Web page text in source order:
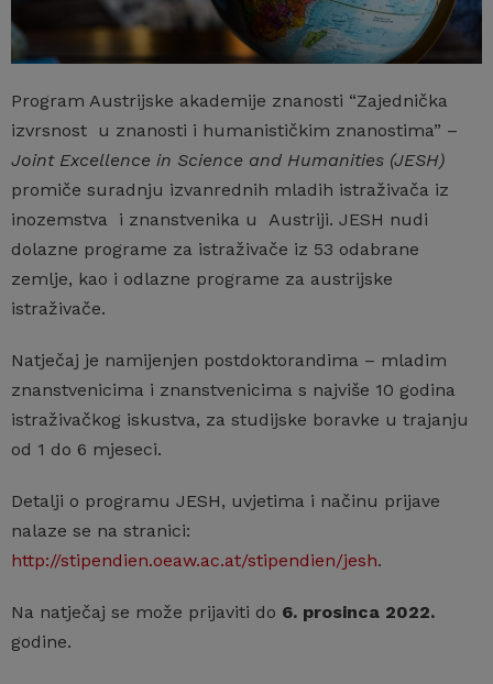
Program Austrijske akademije znanosti “Zajednička
izvrsnost u znanosti i humanističkim znanostima” –
Joint Excellence in Science and Humanities (JESH)
promiče suradnju izvanrednih mladih istraživača iz
inozemstva i znanstvenika u Austriji. JESH nudi
dolazne programe za istraživače iz 53 odabrane
zemlje, kao i odlazne programe za austrijske
istraživače.
Natječaj je namijenjen postdoktorandima – mladim
znanstvenicima i znanstvenicima s najviše 10 godina
istraživačkog iskustva, za studijske boravke u trajanju
od 1 do 6 mjeseci.
Detalji o programu JESH, uvjetima i načinu prijave
nalaze se na stranici:
http://stipendien.oeaw.ac.at/stipendien/jesh.
Na natječaj se može prijaviti do 6. prosinca 2022.
godine.